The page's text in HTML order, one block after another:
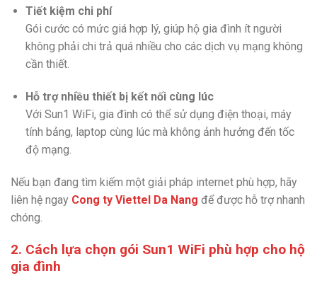
Tiết kiệm chi phí
Gói cước có mức giá hợp lý, giúp hộ gia đình ít người
không phải chi trả quá nhiều cho các dịch vụ mạng không
cần thiết.
Hỗ trợ nhiều thiết bị kết nối cùng lúc
Với Sun1 WiFi, gia đình có thể sử dụng điện thoại, máy
tính bảng, laptop cùng lúc mà không ảnh hưởng đến tốc
độ mạng.
Nếu bạn đang tìm kiếm một giải pháp internet phù hợp, hãy
liên hệ ngay Cong ty Viettel Da Nang để được hỗ trợ nhanh
chóng.
2. Cách lựa chọn gói Sun1 WiFi phù hợp cho hộ
gia đình